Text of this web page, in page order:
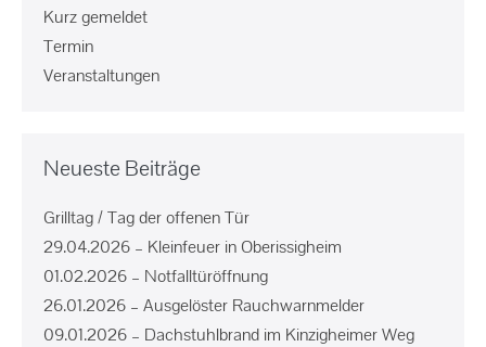
Kurz gemeldet
Termin
Veranstaltungen
Neueste Beiträge
Grilltag / Tag der offenen Tür
29.04.2026 – Kleinfeuer in Oberissigheim
01.02.2026 – Notfalltüröffnung
26.01.2026 – Ausgelöster Rauchwarnmelder
09.01.2026 – Dachstuhlbrand im Kinzigheimer Weg